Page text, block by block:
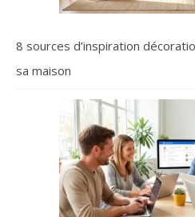
8 sources d’inspiration
sa maison